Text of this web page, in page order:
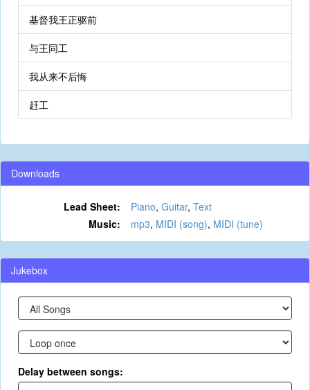
基督我王正驱前
与王同工
我从来不后悔
赶工
Downloads
Lead Sheet: Piano, Guitar, Text
Music:
mp3, MIDI (song), MIDI (tune)
Jukebox
Delay between songs: